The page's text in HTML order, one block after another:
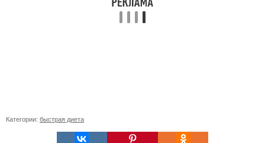
Категории: быстрая диета